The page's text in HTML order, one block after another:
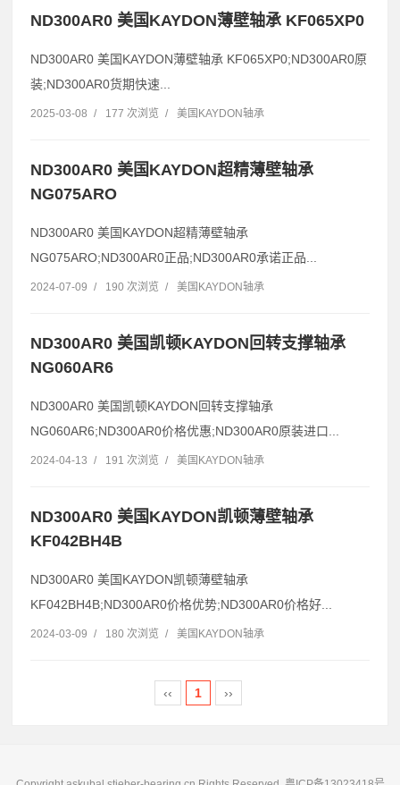
ND300AR0 美国KAYDON薄壁轴承 KF065XP0
ND300AR0 美国KAYDON薄壁轴承 KF065XP0;ND300AR0原
装;ND300AR0货期快速...
2025-03-08 / 177 次浏览 / 美国KAYDON轴承
ND300AR0 美国KAYDON超精薄壁轴承
NG075ARO
ND300AR0 美国KAYDON超精薄壁轴承
NG075ARO;ND300AR0正品;ND300AR0承诺正品...
2024-07-09 / 190 次浏览 / 美国KAYDON轴承
ND300AR0 美国凯顿KAYDON回转支撑轴承
NG060AR6
ND300AR0 美国凯顿KAYDON回转支撑轴承
NG060AR6;ND300AR0价格优惠;ND300AR0原装进口...
2024-04-13 / 191 次浏览 / 美国KAYDON轴承
ND300AR0 美国KAYDON凯顿薄壁轴承
KF042BH4B
ND300AR0 美国KAYDON凯顿薄壁轴承
KF042BH4B;ND300AR0价格优势;ND300AR0价格好...
2024-03-09 / 180 次浏览 / 美国KAYDON轴承
‹‹ 1 ››